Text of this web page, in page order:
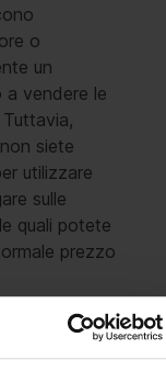
o
un
a vendere le
siete
utilizzare
sulle
quali potete
prezzo
si consuma,
acquistate